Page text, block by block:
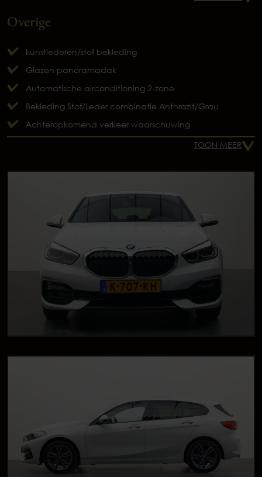
Overige
kunstlederen/stof bekleding
Glazen panoramadak
Automatische airconditioning 2-zone
Bekleding Stof/Leder combinatie Anthrazit/Grau
Achteropkomend verkeer waarschuwing
TOON MEER